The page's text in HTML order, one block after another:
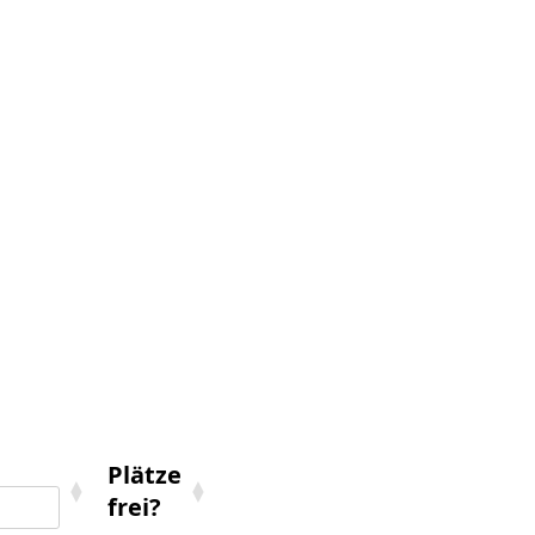
Plätze
frei?